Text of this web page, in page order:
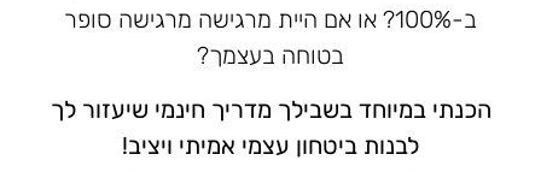
ב-100%? או אם היית מרגישה מרגישה סופר
בטוחה בעצמך?
הכנתי במיוחד בשבילך מדריך חינמי שיעזור לך
לבנות ביטחון עצמי אמיתי ויציב!